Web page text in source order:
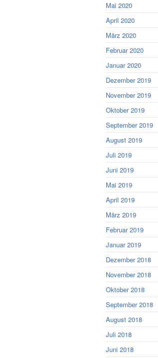
Mai 2020
April 2020
März 2020
Februar 2020
Januar 2020
Dezember 2019
November 2019
Oktober 2019
September 2019
August 2019
Juli 2019
Juni 2019
Mai 2019
April 2019
März 2019
Februar 2019
Januar 2019
Dezember 2018
November 2018
Oktober 2018
September 2018
August 2018
Juli 2018
Juni 2018